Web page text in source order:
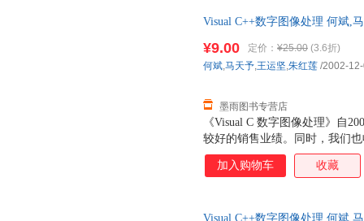
备与参数的优化、基于LIBS技
从事光谱检测的科研人员、师
Visual C++数字图像处理 何斌,
《Visual C 数字图像处理》自
较好的销售业绩。同时，我们
意见和建议。经过一段时期的
息，决定将本书进行补充修订
¥9.00 定价： ¥25.00 (3.6折)
墨雨图书专营店
何斌,马天予,王运坚,朱红莲 /2002-
加入购物车 收藏
Visual C++数字图像处理 何斌,